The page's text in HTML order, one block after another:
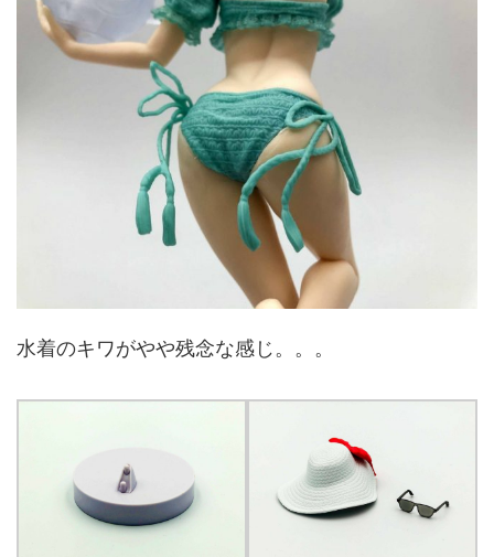
水着のキワがやや残念な感じ。。。